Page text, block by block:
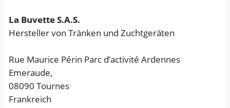
S
y
t
h
e
t
La Buvette S.A.S.
Hersteller von Tränken und Zuchtgeräten
Rue Maurice Périn Parc d’activité Ardennes
Emeraude,
08090 Tournes
Frankreich